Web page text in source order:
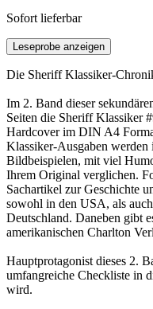
Sofort lieferbar
Leseprobe anzeigen
Die Sheriff Klassiker-
Im 2. Band dieser
Seiten die Sheriff Klassiker
Hardcover im DIN A4
Klassiker-Ausgaben werden
Bildbeispielen, mit viel
Ihrem Original verglichen.
Sachartikel zur Geschichte
sowohl in den USA, als
Deutschland. Daneben gibt
amerikanischen Charlton
Hauptprotagonist dieses 2.
umfangreiche Checkliste in
wird.